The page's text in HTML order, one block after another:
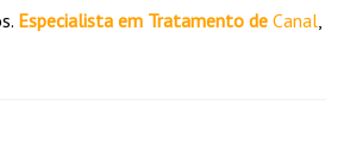
Especialista em Tratamento de Canal